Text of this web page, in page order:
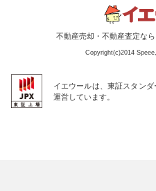
不動産売却・不動産査定な
Copyright(c)2014
イエウールは、東証スタン
運営しています。